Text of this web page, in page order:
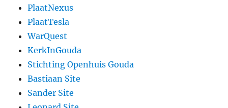
PlaatNexus
PlaatTesla
WarQuest
KerkInGouda
Stichting Openhuis Gouda
Bastiaan Site
Sander Site